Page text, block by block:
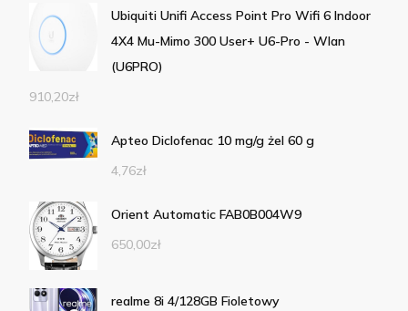
Ubiquiti Unifi Access Point Pro Wifi 6 Indoor
4X4 Mu-Mimo 300 User+ U6-Pro - Wlan
(U6PRO)
910,20zł
Apteo Diclofenac 10 mg/g żel 60 g
4,76zł
Orient Automatic FAB0B004W9
650,00zł
realme 8i 4/128GB Fioletowy